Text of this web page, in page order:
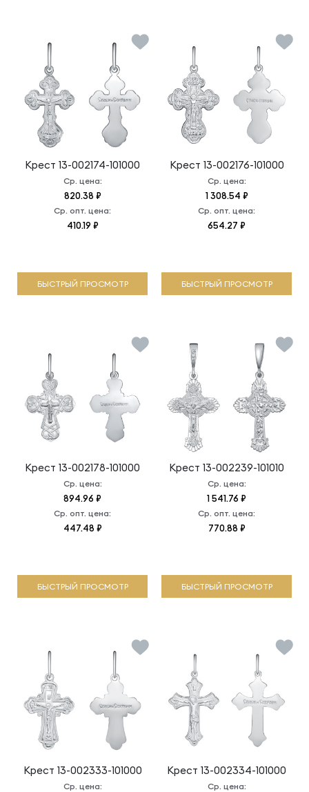
Крест 13-002174-101000
Ср. цена:
820.38 ₽
Ср. опт. цена:
410.19 ₽
БЫСТРЫЙ ПРОСМОТР
Крест 13-002176-101000
Ср. цена:
1 308.54 ₽
Ср. опт. цена:
654.27 ₽
БЫСТРЫЙ ПРОСМОТР
Крест 13-002178-101000
Ср. цена:
894.96 ₽
Ср. опт. цена:
447.48 ₽
БЫСТРЫЙ ПРОСМОТР
Крест 13-002239-101010
Ср. цена:
1 541.76 ₽
Ср. опт. цена:
770.88 ₽
БЫСТРЫЙ ПРОСМОТР
Крест 13-002333-101000
Ср. цена:
Крест 13-002334-101000
Ср. цена: